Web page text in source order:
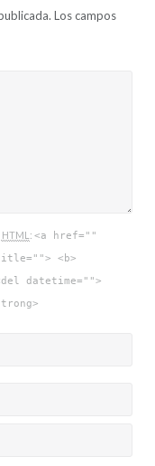
Los campos
HTML : <a href=""
<b>
datetime="">